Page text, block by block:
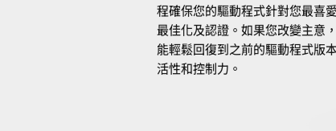
程確保您的驅動程式針對您最喜
最佳化及認證。如果您改變主意
能輕鬆回復到之前的驅動程式版
活性和控制力。